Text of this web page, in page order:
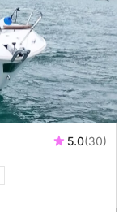
5.0(30)